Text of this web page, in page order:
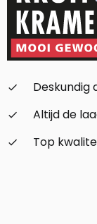
check_small
Deskundig
check_small
Altijd de
check_small
Top